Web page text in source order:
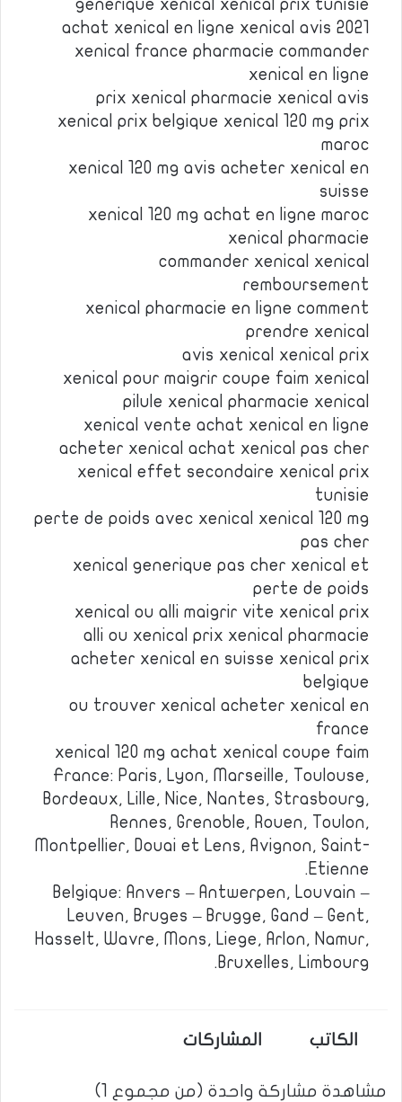
generique xenical xenical prix tunisie
achat xenical en ligne xenical avis 2021
xenical france pharmacie commander
xenical en ligne
prix xenical pharmacie xenical avis
xenical prix belgique xenical 120 mg prix
maroc
xenical 120 mg avis acheter xenical en
suisse
xenical 120 mg achat en ligne maroc
xenical pharmacie
commander xenical xenical
remboursement
xenical pharmacie en ligne comment
prendre xenical
avis xenical xenical prix
xenical pour maigrir coupe faim xenical
pilule xenical pharmacie xenical
xenical vente achat xenical en ligne
acheter xenical achat xenical pas cher
xenical effet secondaire xenical prix
tunisie
perte de poids avec xenical xenical 120 mg
pas cher
xenical generique pas cher xenical et
perte de poids
xenical ou alli maigrir vite xenical prix
alli ou xenical prix xenical pharmacie
acheter xenical en suisse xenical prix
belgique
ou trouver xenical acheter xenical en
france
xenical 120 mg achat xenical coupe faim
France: Paris, Lyon, Marseille, Toulouse,
Bordeaux, Lille, Nice, Nantes, Strasbourg,
Rennes, Grenoble, Rouen, Toulon,
Montpellier, Douai et Lens, Avignon, Saint-
Etienne.
Belgique: Anvers – Antwerpen, Louvain –
Leuven, Bruges – Brugge, Gand – Gent,
Hasselt, Wavre, Mons, Liege, Arlon, Namur,
Bruxelles, Limbourg.
الكاتب المشاركات
مشاهدة مشاركة واحدة (من مجموع 1)